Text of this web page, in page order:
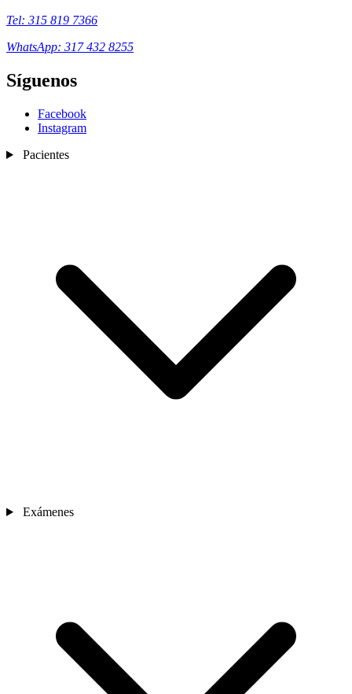
Tel: 315 819 7366
WhatsApp: 317 432 8255
Síguenos
Facebook
Instagram
Pacientes
Exámenes